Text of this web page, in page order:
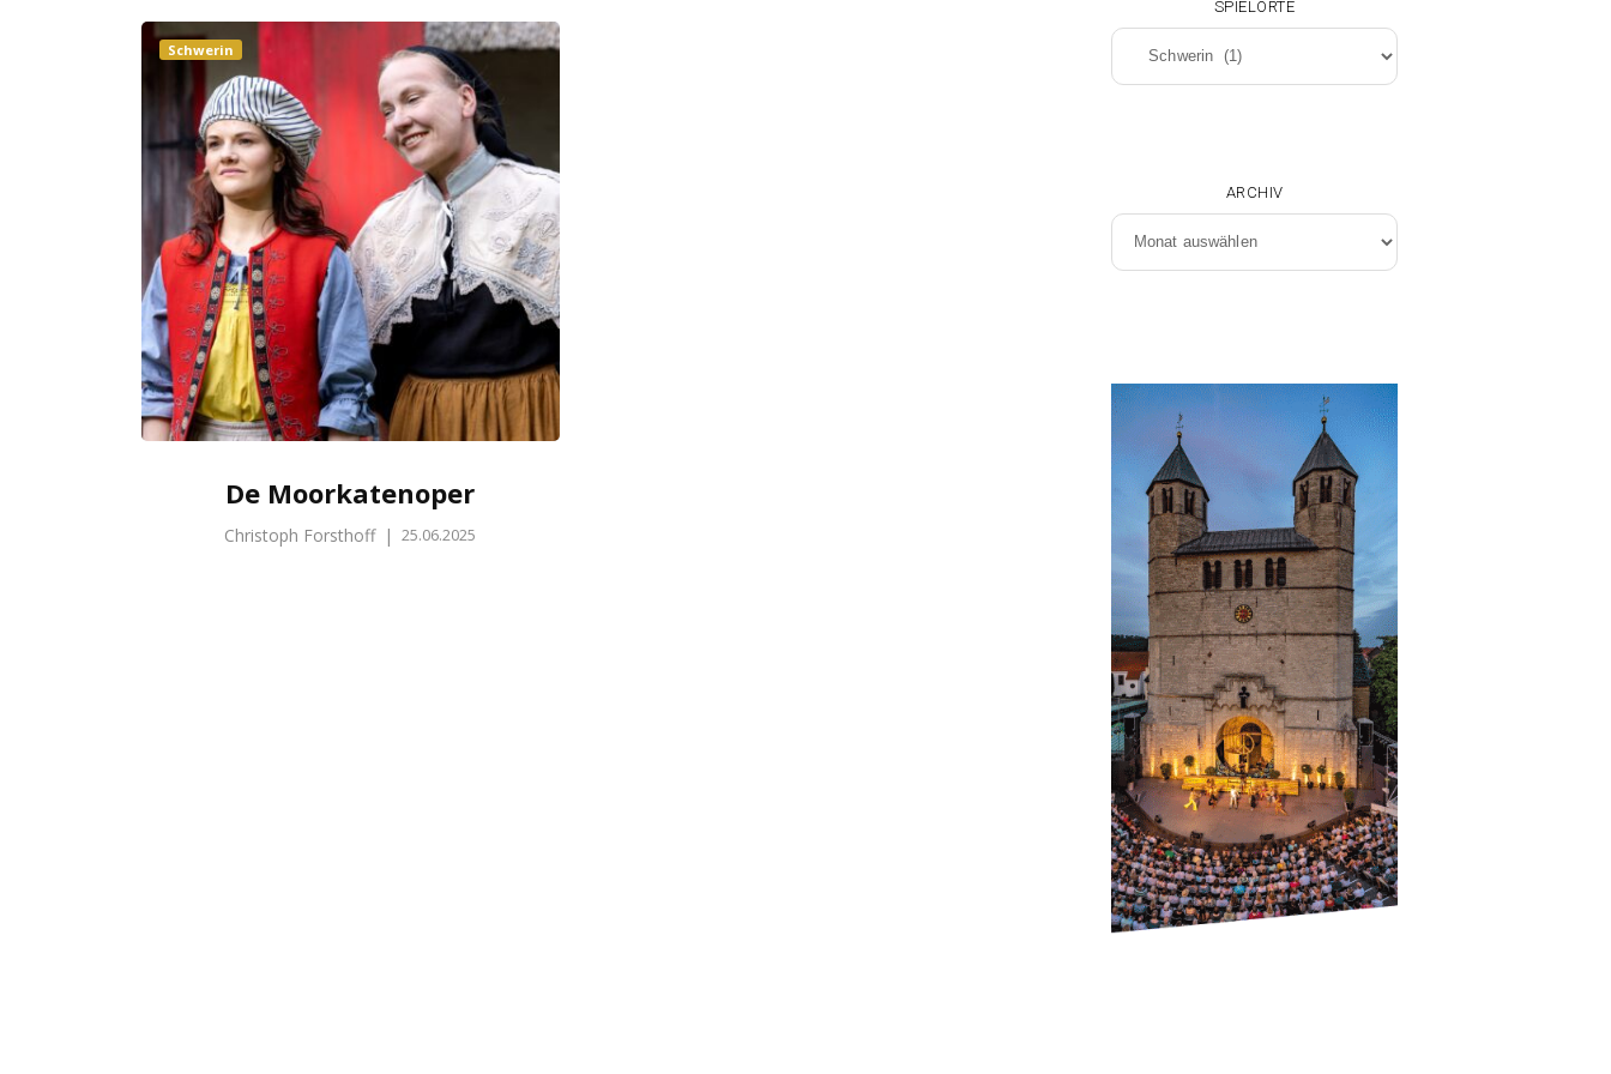
Schwerin
De Moorkatenoper
Christoph Forsthoff | 25.06.2025
SPIELORTE
Spielorte
ARCHIV
Archiv